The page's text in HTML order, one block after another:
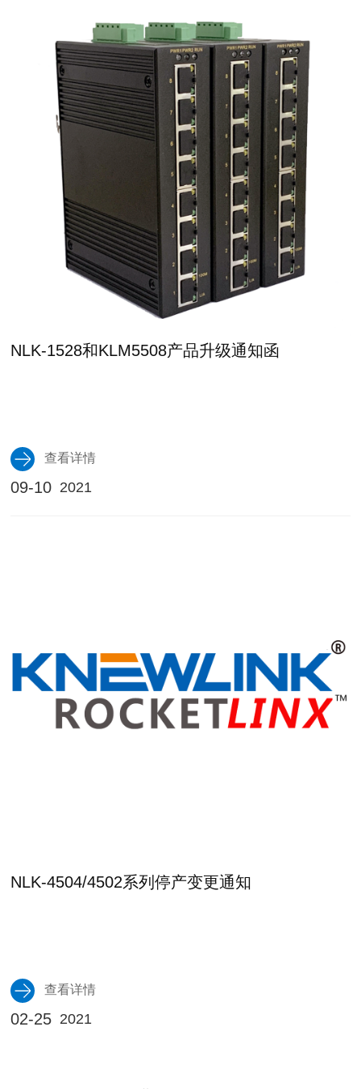
NLK-1528和KLM5508产品升级通知函
查看详情
09-10 2021
NLK-4504/4502系列停产变更通知
查看详情
02-25 2021